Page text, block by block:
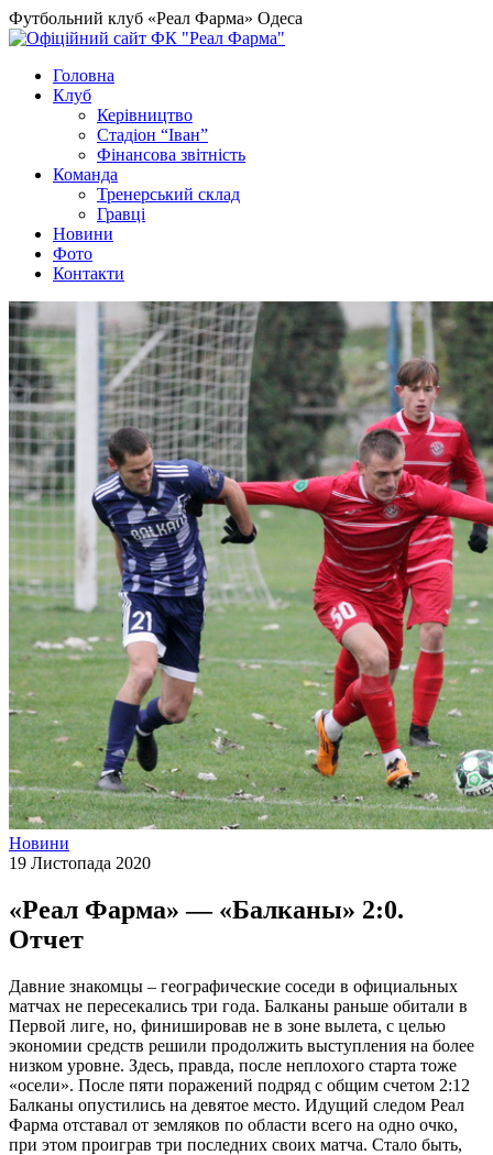
Футбольний клуб «Реал Фарма» Одеса
Головна
Клуб
Керівництво
Стадіон “Іван”
Фінансова звітність
Команда
Тренерський склад
Гравці
Новини
Фото
Контакти
Новини
19 Листопада 2020
«Реал Фарма» — «Балканы» 2:0.
Отчет
Давние знакомцы – географические соседи в официальных
матчах не пересекались три года. Балканы раньше обитали в
Первой лиге, но, финишировав не в зоне вылета, с целью
экономии средств решили продолжить выступления на более
низком уровне. Здесь, правда, после неплохого старта тоже
«осели». После пяти поражений подряд с общим счетом 2:12
Балканы опустились на девятое место. Идущий следом Реал
Фарма отставал от земляков по области всего на одно очко,
при этом проиграв три последних своих матча. Стало быть,